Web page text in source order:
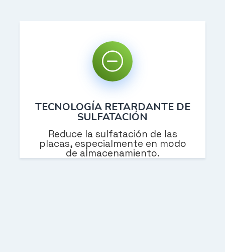
TECNOLOGÍA RETARDANTE DE
SULFATACIÓN
Reduce la sulfatación de las
placas, especialmente en modo
de almacenamiento.